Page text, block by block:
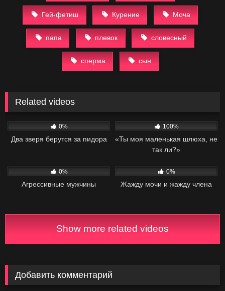
Гей-фетиш Курение Моча
папа плевок словесный
сперма сын
Related videos
0%
Два зверя берутся за пидора
100%
«Ты моя маленькая шлюха, не
так ли?»
0%
Агрессивные мужчины
0%
Жажду мочи и жажду члена
Show more related videos
Добавить комментарий